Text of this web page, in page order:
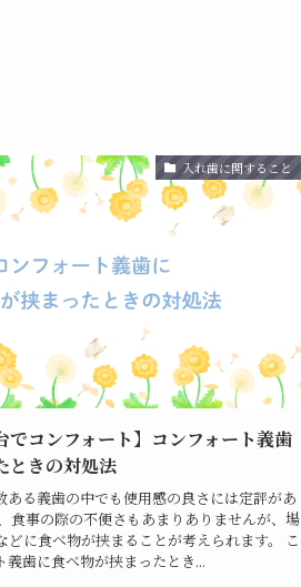
入れ歯に関すること
でコンフォート】コンフォート義歯
ときの対処法
ある義歯の中でも使用感の良さには定評があ
食事の際の不便さもあまりありませんが、場
どに食べ物が挟まることが考えられます。 こ
義歯に食べ物が挟まったとき...